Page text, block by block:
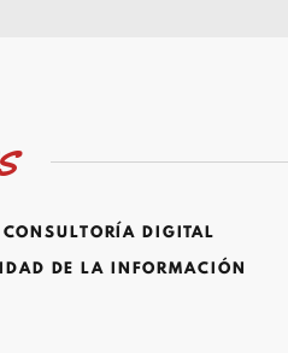
CONSULTORÍA DIGITAL
DE LA INFORMACIÓN